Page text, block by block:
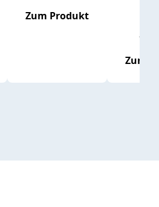
Zum Produkt
Zum